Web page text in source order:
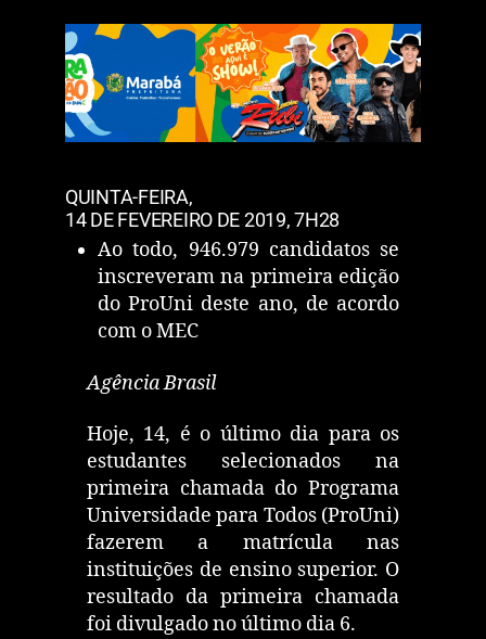
QUINTA-FEIRA,
14DEFEVEREIRODE2019, 7H28
Ao todo, 946.979 candidatos se
inscreveram na primeira edição
do ProUni deste ano, de acordo
com o MEC
Agência Brasil
Hoje, 14, é o último dia para os
estudantes selecionados na
primeira chamada do Programa
Universidade para Todos (ProUni)
fazerem a matrícula nas
instituições de ensino superior. O
resultado da primeira chamada
foi divulgado no último dia 6.